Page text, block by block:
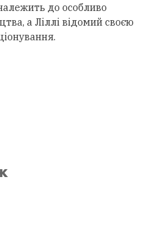
до особливо
а Ліллі відомий своєю